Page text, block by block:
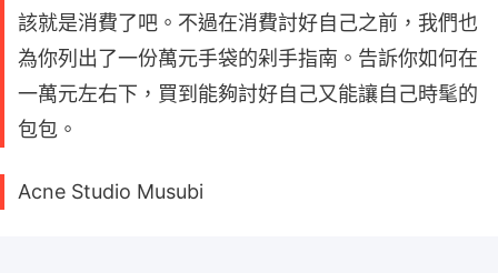
該就是消費了吧。不過在消費討好自己之前，我們也
為你列出了一份萬元手袋的剁手指南。告訴你如何在
一萬元左右下，買到能夠討好自己又能讓自己時髦的
包包。
Acne Studio Musubi